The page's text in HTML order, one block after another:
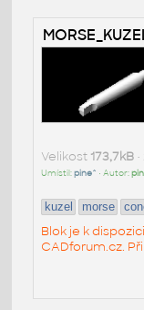
Velikost 173,7kB•
Umístil:pine^ • Autor:
kuzel morse
Blok je k
CADforum.cz.